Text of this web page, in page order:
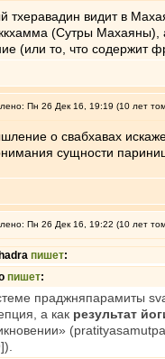
тхеравадин видит в
(Сутры Махаяны),
(или то, что содержит
Пн 26 Дек 16, 19:19 (10 лет
о свабхавах
сущности
Пн 26 Дек 16, 19:22 (10 лет
пишет:
пишет:
праджняпарамиты
а как результат